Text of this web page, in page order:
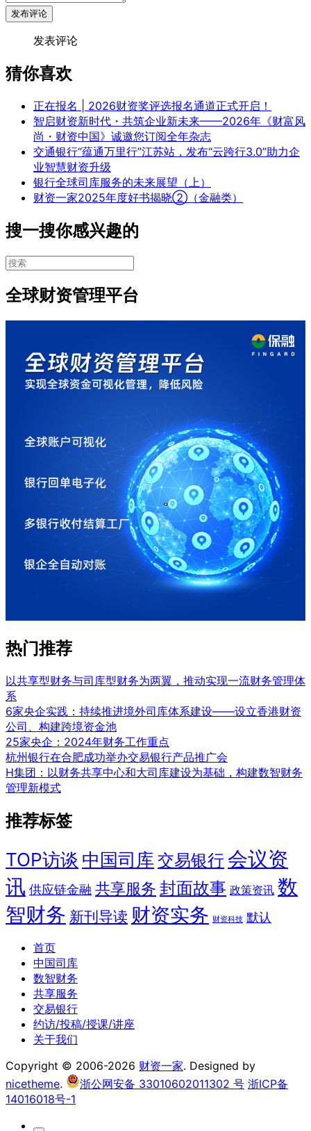
发布评论
发表评论
猜你喜欢
正在报名 | 2026财资奖评选报名通道正式开启！
智启财资新时代・共筑企业新未来——2026年《财富风
尚・财资中国》诚邀您订阅全年杂志
交通银行“蕴通万里行”江苏站，发布“云跨行3.0”助力企
业智慧财资升级
银行全球司库服务的未来展望（上）
财资一家2025年度好书揭晓②（金融类）
搜一搜你感兴趣的
全球财资管理平台
热门推荐
以共享型财务与司库型财务为两翼，推动实现一流财务管理体
系
6家央企实践：持续推进境外司库体系建设——设立香港财资
公司、构建跨境资金池
25家央企：2024年财务工作重点
杭州银行在合肥成功举办交易银行产品推广会
H集团：以财务共享中心和大司库建设为基础，构建数智财务
管理新模式
推荐标签
TOP访谈 中国司库 交易银行会议资
讯 供应链金融 共享服务 封面故事 政策资讯 数
智财务 新刊导读 财资实务 财资科技 默认
首页
中国司库
数智财务
共享服务
交易银行
约访/投稿/授课/讲座
关于我们
Copyright © 2006-2026 财资一家. Designed by
nicetheme. 浙公网安备 33010602011302 号 浙ICP备
14016018号-1